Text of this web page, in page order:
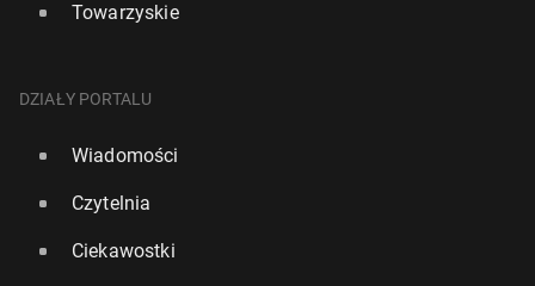
Towarzyskie
DZIAŁY PORTALU
Wiadomości
Czytelnia
Ciekawostki